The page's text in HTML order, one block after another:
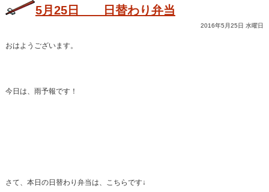
5月25日 日替わり弁当
2016年5月25日 水曜日
おはようございます。
今日は、雨予報です！
さて、本日の日替わり弁当は、こちらです↓